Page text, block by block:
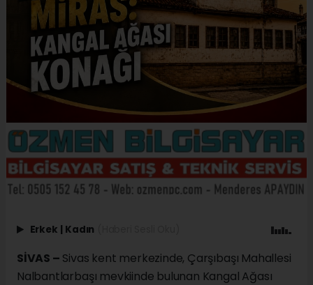
Erkek | Kadın
SİVAS – Sivas kent merkezinde, Çarşıbaşı Mahallesi
Nalbantlarbaşı mevkiinde bulunan Kangal Ağası